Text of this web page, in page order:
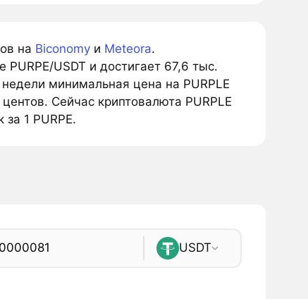
на Biconomyи Meteora.
USDT и достигает 67,6 тыс.
минимальная цена на PURPLE
Сейчас криптовалюта PURPLE
1 PURPE.
USDT